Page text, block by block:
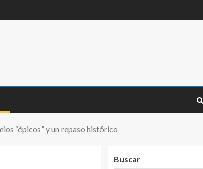
“épicos” y un repaso histórico
Buscar